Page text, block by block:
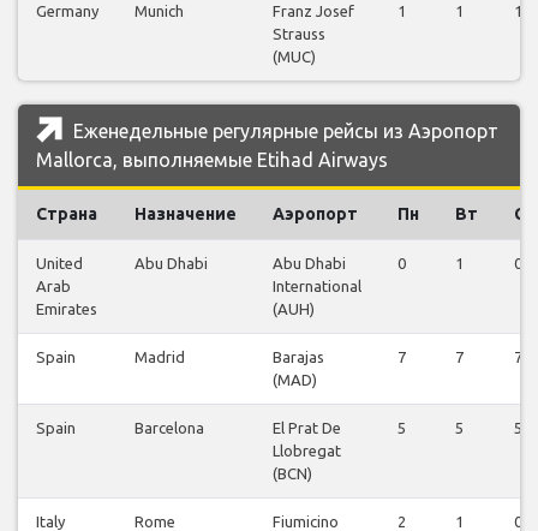
Germany Munich
Franz Josef
Strauss
(MUC)
1 1 1
Еженедельные регулярные рейсы из Аэропорт
Mallorca, выполняемые Etihad Airways
Страна Назначение Аэропорт Пн Вт Ср
United
Arab
Emirates
Abu Dhabi
Abu Dhabi
International
(AUH)
0 1 0
Spain Madrid
Barajas
(MAD)
7 7 7
Spain Barcelona
El Prat De
Llobregat
(BCN)
5 5 5
Italy
Rome
Fiumicino
2 1 0